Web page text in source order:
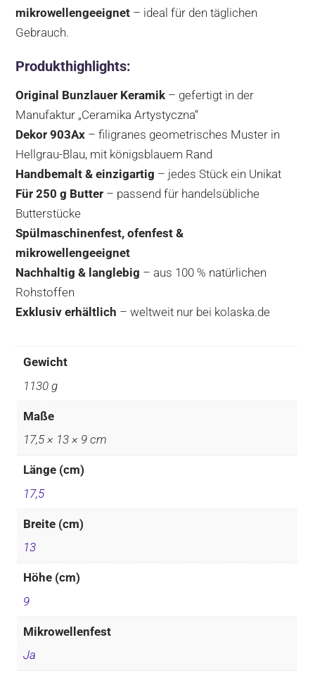
mikrowellengeeignet – ideal für den täglichen
Gebrauch.
Produkthighlights:
Original Bunzlauer Keramik – gefertigt in der
Manufaktur „Ceramika Artystyczna“
Dekor 903Ax – filigranes geometrisches Muster in
Hellgrau-Blau, mit königsblauem Rand
Handbemalt & einzigartig – jedes Stück ein Unikat
Für 250 g Butter – passend für handelsübliche
Butterstücke
Spülmaschinenfest, ofenfest &
mikrowellengeeignet
Nachhaltig & langlebig – aus 100 % natürlichen
Rohstoffen
Exklusiv erhältlich – weltweit nur bei kolaska.de
Gewicht
1130 g
Maße
17,5 × 13 × 9 cm
Länge (cm)
17,5
Breite (cm)
13
Höhe (cm)
9
Mikrowellenfest
Ja